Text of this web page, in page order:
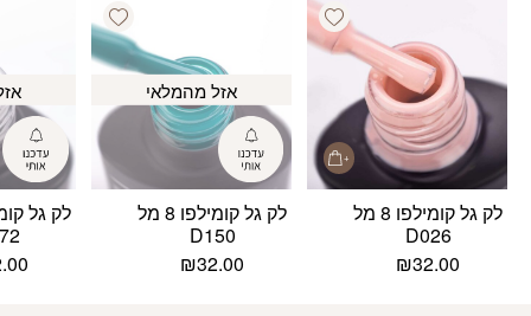
Add wishlist
לק גל קומילפו 8 מל
D026
₪32.00
Add wishlist
אזל מהמלאי
לק גל קומילפו 8 מל
D150
₪32.00